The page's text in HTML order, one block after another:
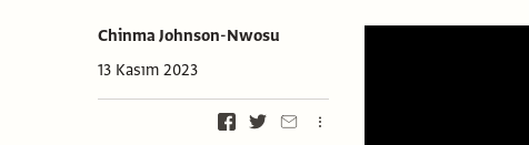
Chinma Johnson-Nwosu
13 Kasım 2023